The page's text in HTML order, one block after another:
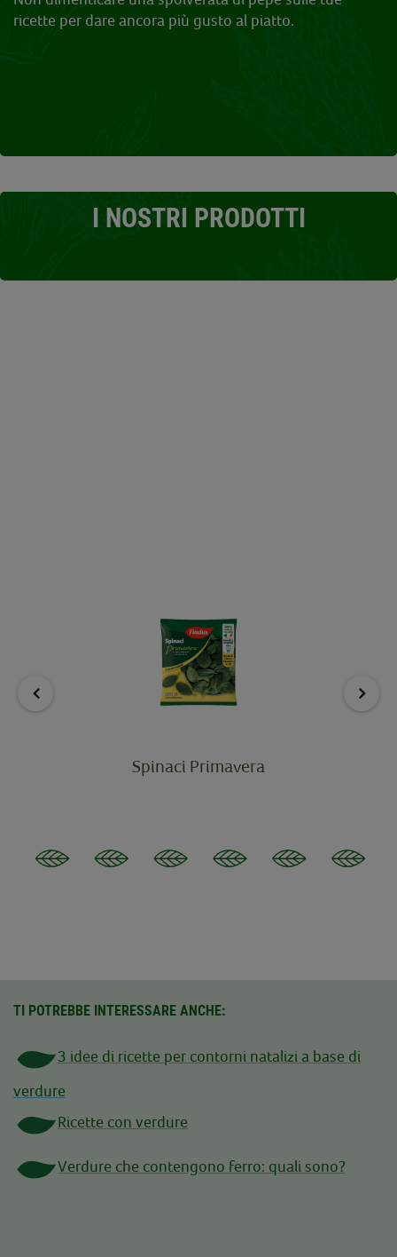
ricette per dare ancora più gusto al piatto.
I NOSTRI PRODOTTI
Spinaci Primavera
TI POTREBBE INTERESSARE ANCHE:
3 idee di ricette per contorni natalizi a base di
verdure
Ricette con verdure
Verdure che contengono ferro: quali sono?